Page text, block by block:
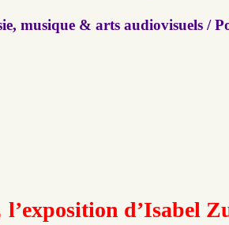
musique & arts audiovisuels /
l’exposition d’Isabel